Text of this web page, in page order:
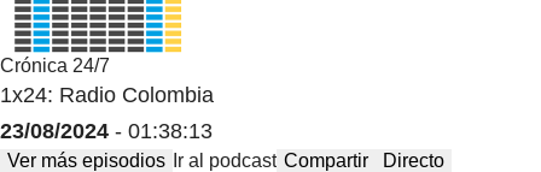
Crónica 24/7
1x24: Radio Colombia
23/08/2024 - 01:38:13
Ver más episodios Ir al podcast Compartir Directo